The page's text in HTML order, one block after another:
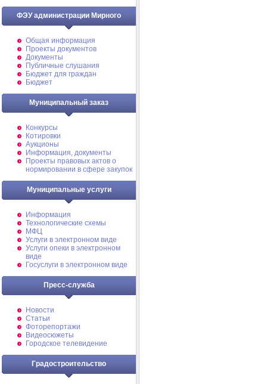
ФЭУ администрации Мирного
Общая информация
Проекты документов
Документы
Публичные слушания
Бюджет для граждан
Бюджет
Муниципальный заказ
Конкурсы
Котировки
Аукционы
Информация, документы
Проекты правовых актов о
нормировании в сфере закупок
Муниципальные услуги
Информация
Технологические схемы
МФЦ
Услуги в электронном виде
Услуги опеки в электронном
виде
Госуслуги в электронном виде
Пресс-служба
Новости
Статьи
Фоторепортажи
Видеосюжеты
Городское телевидение
Градостроительство